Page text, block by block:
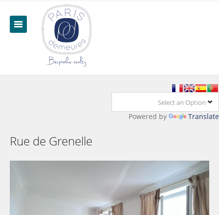
Select an Option
Powered by Translate
Rue de Grenelle